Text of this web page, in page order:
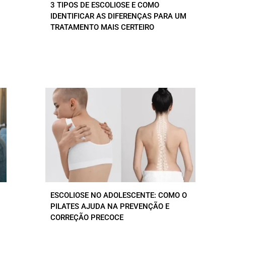
3 TIPOS DE ESCOLIOSE E COMO
IDENTIFICAR AS DIFERENÇAS PARA UM
TRATAMENTO MAIS CERTEIRO
ESCOLIOSE NO ADOLESCENTE: COMO O
PILATES AJUDA NA PREVENÇÃO E
CORREÇÃO PRECOCE